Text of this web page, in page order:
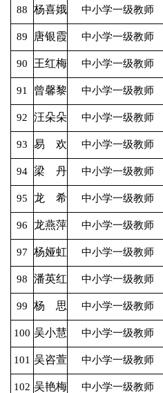
88 杨喜娥 中小学一级教师
89 唐银霞 中小学一级教师
90 王红梅 中小学一级教师
91 曾馨黎 中小学一级教师
92 汪朵朵 中小学一级教师
93 易 欢 中小学一级教师
94 梁 丹 中小学一级教师
95 龙 希 中小学一级教师
96 龙燕萍 中小学一级教师
97 杨娅虹 中小学一级教师
98 潘英红 中小学一级教师
99 杨 思 中小学一级教师
100 吴小慧 中小学一级教师
101 吴咨萱 中小学一级教师
102 吴艳梅 中小学一级教师